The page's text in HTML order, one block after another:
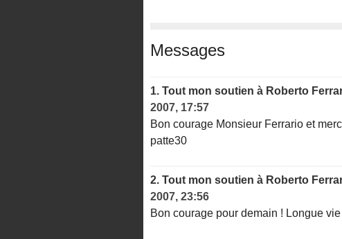
Messages
1. Tout mon soutien à Roberto
2007, 17:57
Bon courage Monsieur Ferrario et
patte30
2. Tout mon soutien à Roberto
2007, 23:56
Bon courage pour demain ! Longue